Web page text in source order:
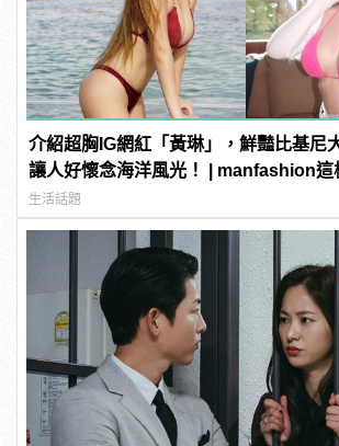
介紹超胸IG網紅「黃琳」，鮮豔比基尼
讓人好懷念海洋風光！ | manfashion這
生活話題